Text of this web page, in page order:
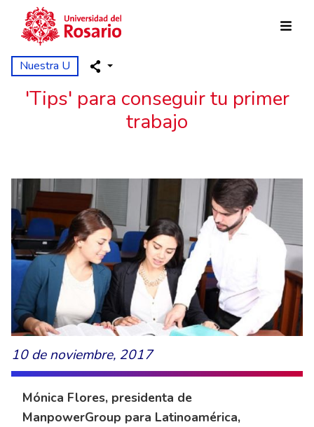
Pasar al contenido principal
Nuestra U
'Tips' para conseguir tu primer
trabajo
10 de noviembre, 2017
Mónica Flores, presidenta de
ManpowerGroup para Latinoamérica,